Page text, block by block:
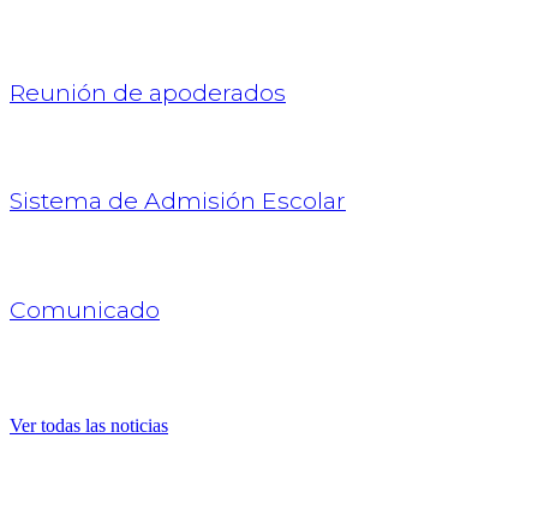
Reunión de apoderados
Sistema de Admisión Escolar
Comunicado
Ver todas las noticias